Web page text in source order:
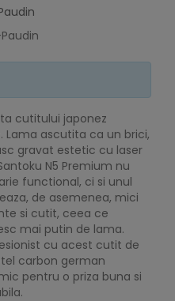
cutitului japonez
Lama ascutita ca un brici,
gravat estetic cu laser
N5 Premium nu
functional, ci si unul
de asemenea, mici
si cutit, ceea ce
mai putin de lama.
cu acest cutit de
carbon german
pentru o priza buna si